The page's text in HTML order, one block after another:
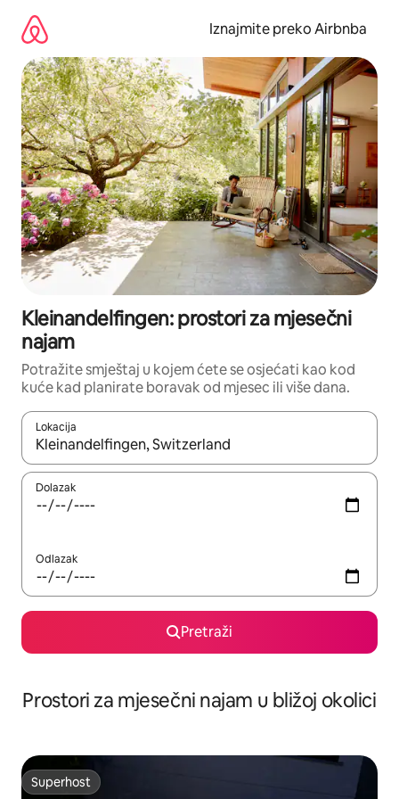
sadržaj
Iznajmite preko Airbnba
Kleinandelfingen: prostori za mjesečni
najam
Potražite smještaj u kojem ćete se osjećati kao kod
kuće kad planirate boravak od mjesec ili više dana.
Lokacija
Kada budu dostupni rezultati, moći ćete ih pregledati
Dolazak
Odlazak
Pretraži
Prostori za mjesečni najam u bližoj okolici
Superhost
Superhost